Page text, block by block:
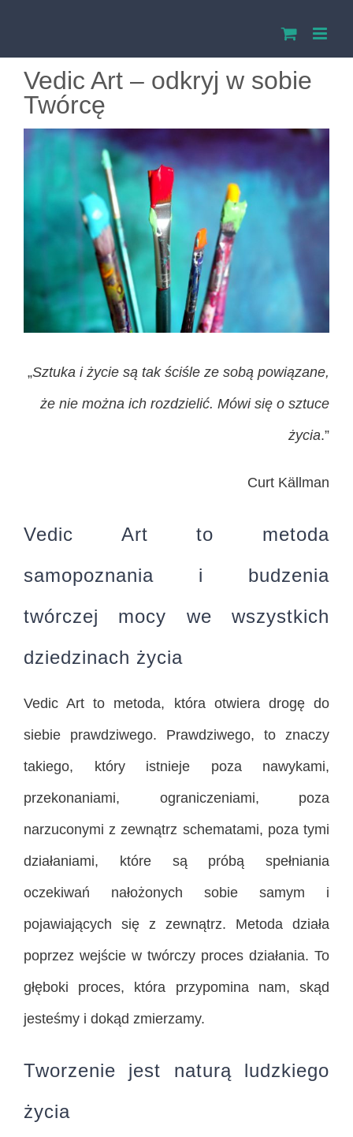
zawartości
Vedic Art – odkryj w sobie
Twórcę
Pokaż
większy
obrazek
„Sztuka i życie są tak ściśle ze sobą powiązane,
że nie można ich rozdzielić. Mówi się o sztuce
życia.”
Curt Källman
Vedic Art to metoda
samopoznania i budzenia
twórczej mocy we wszystkich
dziedzinach życia
Vedic Art to metoda, która otwiera drogę do
siebie prawdziwego. Prawdziwego, to znaczy
takiego, który istnieje poza nawykami,
przekonaniami, ograniczeniami, poza
narzuconymi z zewnątrz schematami, poza tymi
działaniami, które są próbą spełniania
oczekiwań nałożonych sobie samym i
pojawiających się z zewnątrz. Metoda działa
poprzez wejście w twórczy proces działania. To
głęboki proces, która przypomina nam, skąd
jesteśmy i dokąd zmierzamy.
Tworzenie jest naturą ludzkiego
życia